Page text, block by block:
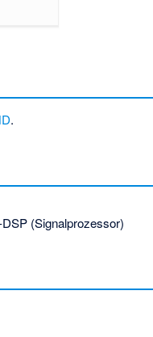
.
(Signalprozessor)